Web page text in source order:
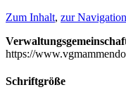
Zum Inhalt, zur Navigation
https://
Schriftgröße